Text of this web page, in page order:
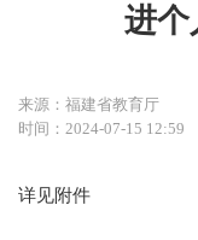
进个
来源：福建省教育厅
时间：2024-07-15 12:59
详见附件